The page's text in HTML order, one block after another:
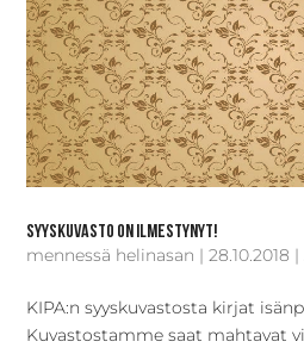
Syyskuvasto on ilmestynyt!
mennessä helinasan |28.10.2018 |
KIPA:n syyskuvastosta kirjat
Kuvastostamme saat mahtavat